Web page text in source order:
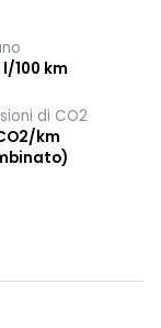
l/100 km
di CO2
km